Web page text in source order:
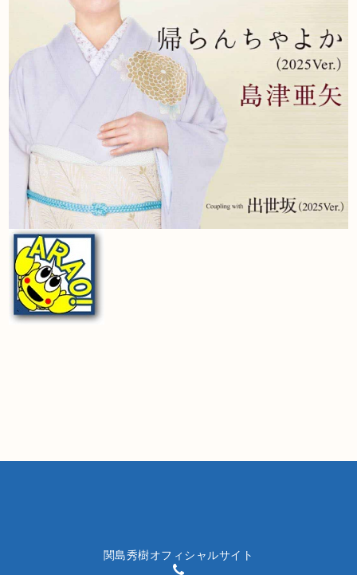
関島秀樹オフィシャルサイト